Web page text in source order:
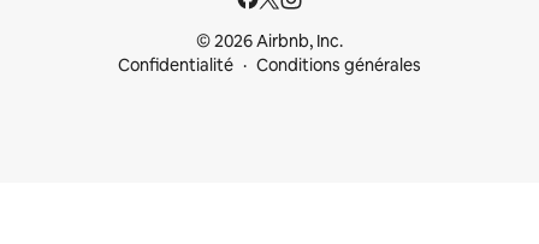
© 2026 Airbnb, Inc.
Confidentialité
Conditions générales